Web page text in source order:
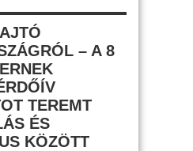
– A 8
TEREMT
ÉS
KÖZÖTT